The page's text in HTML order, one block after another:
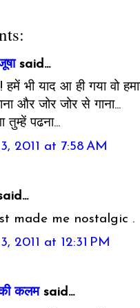
said...
हमें भी याद आ ही गया वो
और जोर जोर से गाना...
तुम्हें पढना...
2011 at 7:58 AM
made me nostalgic .
2011 at 12:31 PM
कलमsaid...